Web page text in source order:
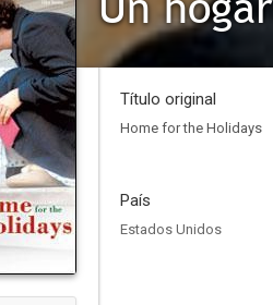
Título original
Home for the Holidays
País
Estados Unidos